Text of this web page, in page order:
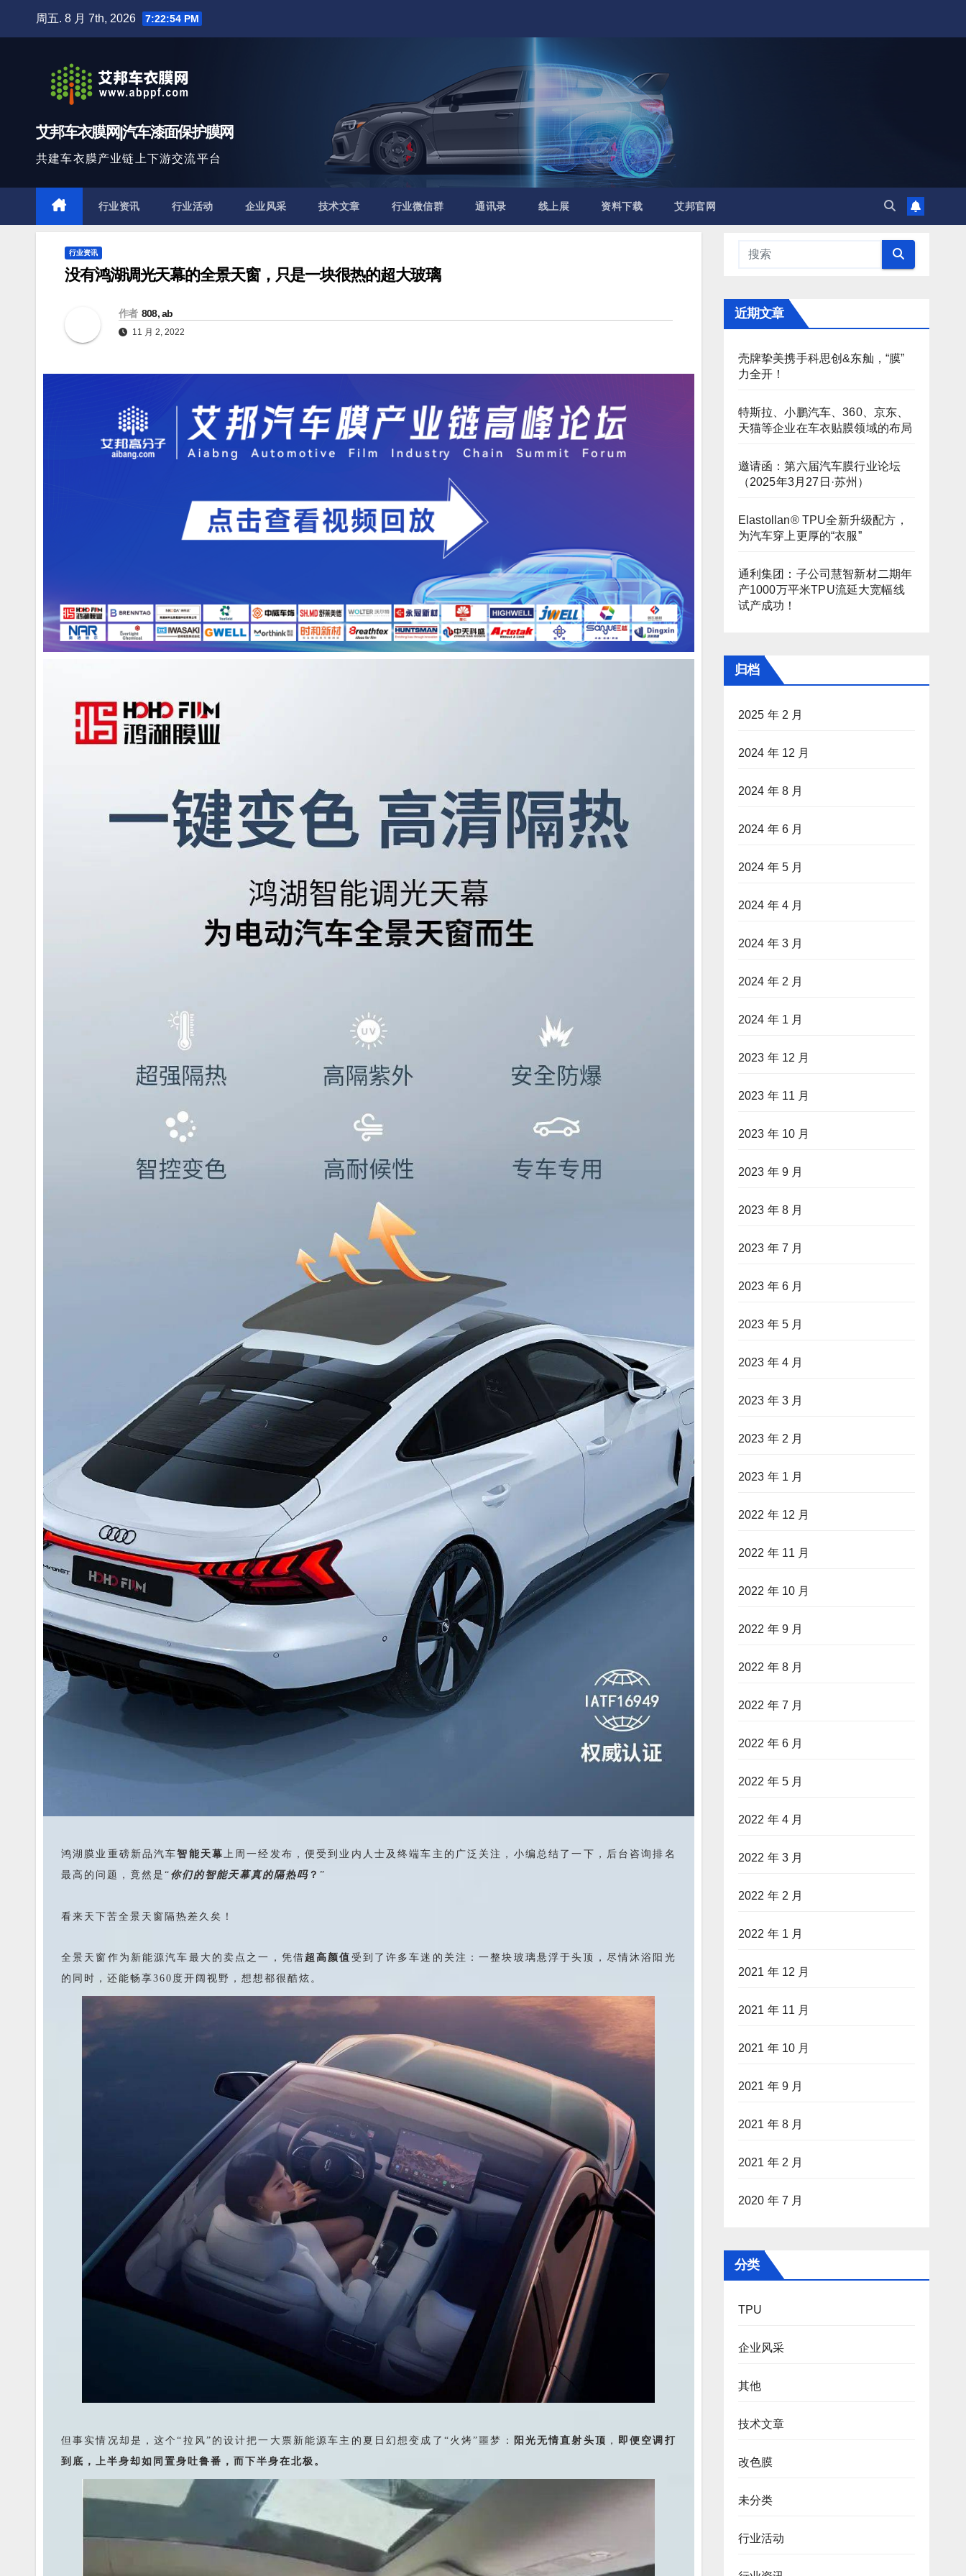
周五. 8 月 7th, 2026 7:22:56 PM
艾邦车衣膜网|汽车漆面保护膜网
共建车衣膜产业链上下游交流平台
行业资讯 行业活动 企业风采 技术文章 行业微信群 通讯录 线上展 资料下载 艾邦官网
行业资讯
没有鸿湖调光天幕的全景天窗，只是一块很热的超大玻璃
作者 808, ab
11 月 2, 2022
鸿湖膜业重磅新品汽车智能天幕 上周一经发布，便受到业内人士及终端车主的广泛关注，小编总结了一下，后台咨询排名
最高的问题，竟然是“ 你们的智能天幕真的隔热吗 ？ ”
看来天下苦全景天窗隔热差久矣！
全景天窗作为新能源汽车最大的卖点之一，凭借 超高颜值 受到了许多车迷的关注：一整块玻璃悬浮于头顶，尽情沐浴阳光
的同时，还能畅享360度开阔视野，想想都很酷炫。
但事实情况却是，这个“拉风”的设计把一大票新能源车主的夏日幻想变成了“火烤”噩梦： 阳光无情直射头顶 ， 即便空调打
到底， 上半身却如同置身吐鲁番，而下半身在北极。
近期文章
壳牌挚美携手科思创&东舢，“膜”
力全开！
特斯拉、小鹏汽车、360、京东、
天猫等企业在车衣贴膜领域的布局
邀请函：第六届汽车膜行业论坛
（2025年3月27日·苏州）
Elastollan® TPU全新升级配方，
为汽车穿上更厚的“衣服”
通利集团：子公司慧智新材二期年
产1000万平米TPU流延大宽幅线
试产成功！
归档
2025 年 2 月
2024 年 12 月
2024 年 8 月
2024 年 6 月
2024 年 5 月
2024 年 4 月
2024 年 3 月
2024 年 2 月
2024 年 1 月
2023 年 12 月
2023 年 11 月
2023 年 10 月
2023 年 9 月
2023 年 8 月
2023 年 7 月
2023 年 6 月
2023 年 5 月
2023 年 4 月
2023 年 3 月
2023 年 2 月
2023 年 1 月
2022 年 12 月
2022 年 11 月
2022 年 10 月
2022 年 9 月
2022 年 8 月
2022 年 7 月
2022 年 6 月
2022 年 5 月
2022 年 4 月
2022 年 3 月
2022 年 2 月
2022 年 1 月
2021 年 12 月
2021 年 11 月
2021 年 10 月
2021 年 9 月
2021 年 8 月
2021 年 2 月
2020 年 7 月
分类
TPU
企业风采
其他
技术文章
改色膜
未分类
行业活动